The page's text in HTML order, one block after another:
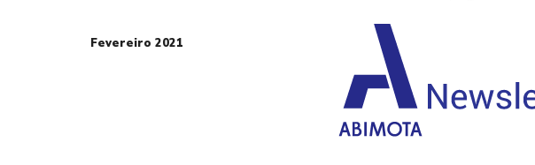
Fevereiro 2021